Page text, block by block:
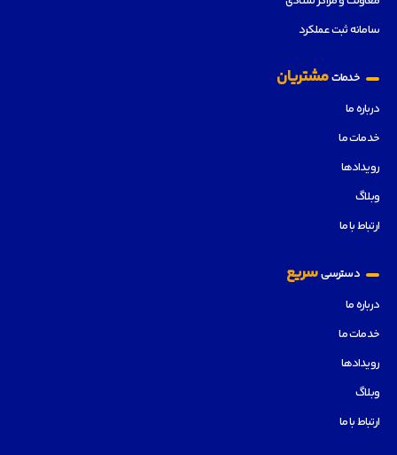
سامانه ثبت عملکرد
خدماتمشتریان
درباره ما
خدمات ما
رویدادها
وبلاگ
ارتباط با ما
دسترسیسریع
درباره ما
خدمات ما
رویدادها
وبلاگ
ارتباط با ما